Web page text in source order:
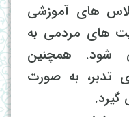
های آموزشی
های مردمی به
شود. همچنین
تدبر، به صورت
گیرد.